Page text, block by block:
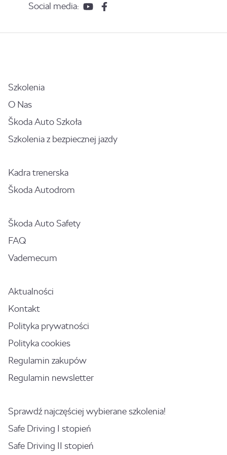
Social media:
Szkolenia
O Nas
Škoda Auto Szkoła
Szkolenia z bezpiecznej jazdy
Kadra trenerska
Škoda Autodrom
Škoda Auto Safety
FAQ
Vademecum
Aktualności
Kontakt
Polityka prywatności
Polityka cookies
Regulamin zakupów
Regulamin newsletter
Sprawdź najczęściej wybierane szkolenia!
Safe Driving I stopień
Safe Driving II stopień